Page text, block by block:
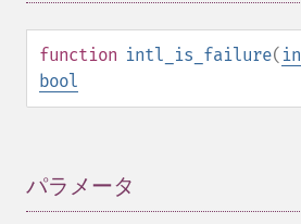
function intl_is_failure(
bool
パラメータ